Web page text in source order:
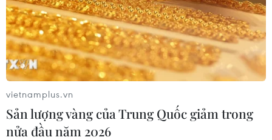
vietnamplus.vn
Sản lượng vàng của Trung Quốc giảm trong
nửa đầu năm 2026